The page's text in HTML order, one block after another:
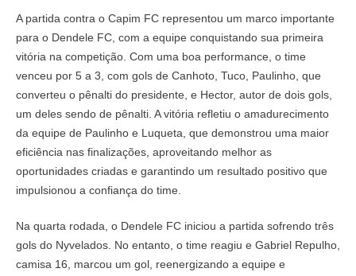
A partida contra o Capim FC representou um marco importante
para o Dendele FC, com a equipe conquistando sua primeira
vitória na competição. Com uma boa performance, o time
venceu por 5 a 3, com gols de Canhoto, Tuco, Paulinho, que
converteu o pênalti do presidente, e Hector, autor de dois gols,
um deles sendo de pênalti. A vitória refletiu o amadurecimento
da equipe de Paulinho e Luqueta, que demonstrou uma maior
eficiência nas finalizações, aproveitando melhor as
oportunidades criadas e garantindo um resultado positivo que
impulsionou a confiança do time.
Na quarta rodada, o Dendele FC iniciou a partida sofrendo três
gols do Nyvelados. No entanto, o time reagiu e Gabriel Repulho,
camisa 16, marcou um gol, reenergizando a equipe e